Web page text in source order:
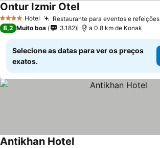
4 EstrelasHotel Restaurante para eventos e refeições
Ontur Izmir Otel
8,2 Muito boa 3.182 a 0.8 km de Konak
Selecione as datas para ver os preços
exatos.
Antikhan Hotel